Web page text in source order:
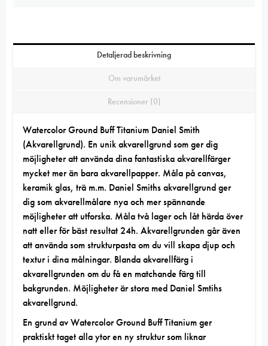
Detaljerad beskrivning
Om varumärket
Recensioner (0)
Watercolor Ground Buff Titanium Daniel Smith
(Akvarellgrund). En unik akvarellgrund som ger dig
möjligheter att använda dina fantastiska akvarellfärger
mycket mer än bara akvarellpapper. Måla på canvas,
keramik glas, trä m.m. Daniel Smiths akvarellgrund ger
dig som akvarellmålare nya och mer spännande
möjligheter att utforska. Måla två lager och låt härda över
natt eller för bäst resultat 24h. Akvarellgrunden går även
att använda som strukturpasta om du vill skapa djup och
textur i dina målningar. Blanda akvarellfärg i
akvarellgrunden om du få en matchande färg till
bakgrunden. Möjligheter är stora med Daniel Smtihs
akvarellgrund.
En grund av Watercolor Ground Buff Titanium ger
praktiskt taget alla ytor en ny struktur som liknar